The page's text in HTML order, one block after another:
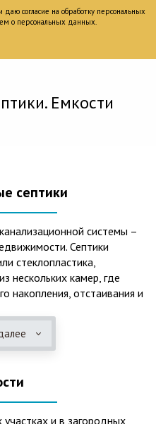
согласие на обработку персональных
о персональных данных.
Емкости
септики
системы –
Септики
стеклопластика,
нескольких камер, где
накопления, отстаивания и
не подвержены коррозии.
– способны
в любом регионе
4. Полностью
по полной безопасности
и в загородных